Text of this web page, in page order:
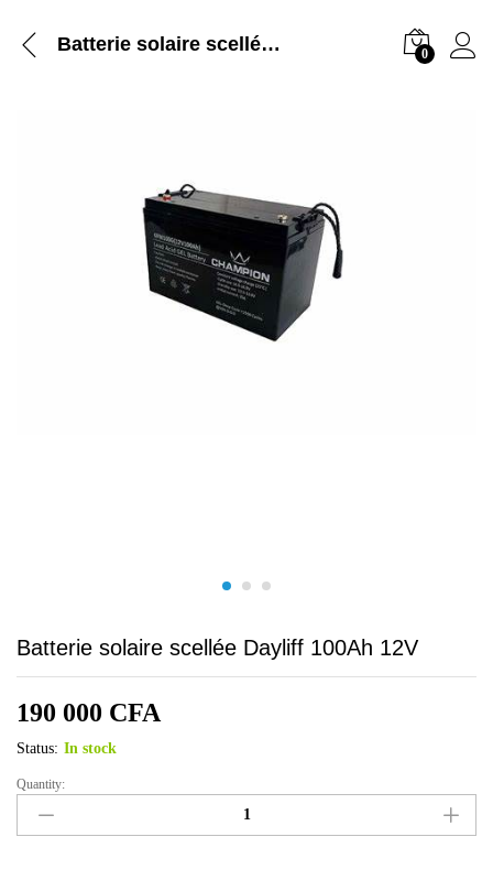
Batterie solaire scellée Dayliff 100Ah 12V 0
Batterie solaire scellée Dayliff 100Ah 12V
190 000 CFA
Status: In stock
Batterie
solaire
scellée
Quantity: